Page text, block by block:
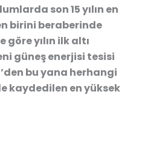
son 15 yılın en
birini beraberinde
yılın ilk altı
güneş enerjisi tesisi
bu yana herhangi
kaydedilen en yüksek